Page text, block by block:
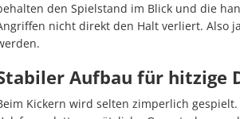
den Spielstand im Blick und die
nicht direkt den Halt verliert. Also
Aufbau für hitzige
Kickern wird selten zimperlich